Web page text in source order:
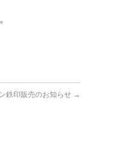
。
鉄印販売のお知らせ →